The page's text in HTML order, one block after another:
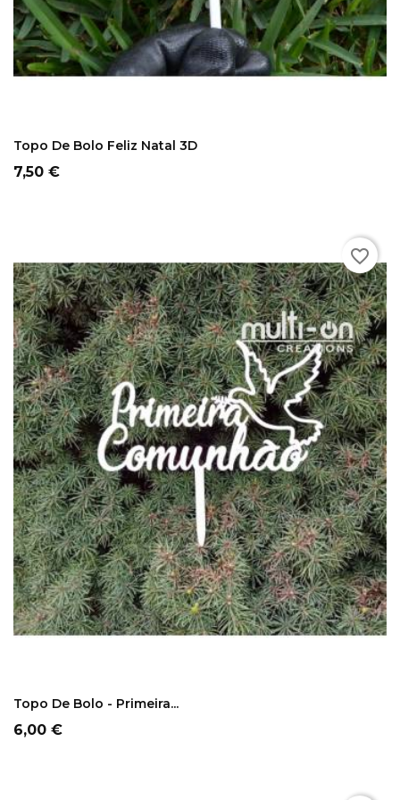
Topo De Bolo Feliz Natal 3D
Preço
7,50 €
Topo De Bolo - Primeira...
Preço
6,00 €
favorite_border